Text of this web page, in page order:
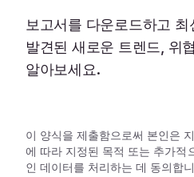
보고서를 다운로드하고
발견된 새로운 트렌드, 위
알아보세요.
이 양식을 제출함으로써 본인은
에 따라 지정된 목적 또는 추가적
인 데이터를 처리하는 데 동의합